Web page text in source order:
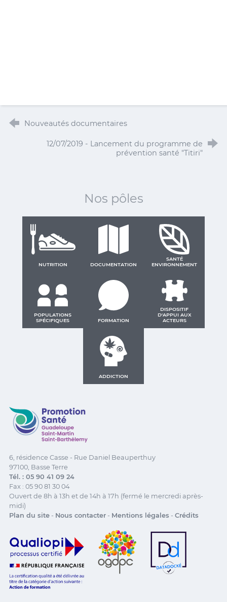
Nouveautés documentaires
12/07/2019 - Lancement du programme de
prévention santé "Titiri"
Nos pôles
NUTRITION DOCUMENTATION
SANTÉ
ENVIRONNEMENT
POPULATIONS
SPÉCIFIQUES
FORMATION
DISPOSITIF
D'APPUI AUX
ACTEURS
ADDICTION
Promotion Santé Guadeloupe, Saint-Martin, Saint
6, résidence Casse - Rue Daniel Beauperthuy
97100, Basse Terre
Tél. : 05 90 41 09 24
Fax : 05 90 81 30 04
Ouvert de 8h à 13h et de 14h à 17h (fermé le mercredi après-
midi)
Plan du site- Nous contacter- Mentions légales - Crédits